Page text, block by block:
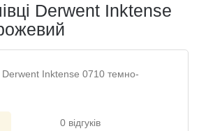
Derwent Inktense
0 відгуків